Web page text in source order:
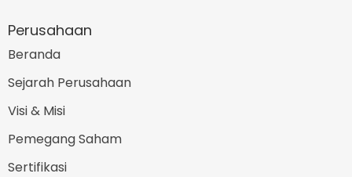
Perusahaan
Beranda
Sejarah Perusahaan
Visi & Misi
Pemegang Saham
Sertifikasi